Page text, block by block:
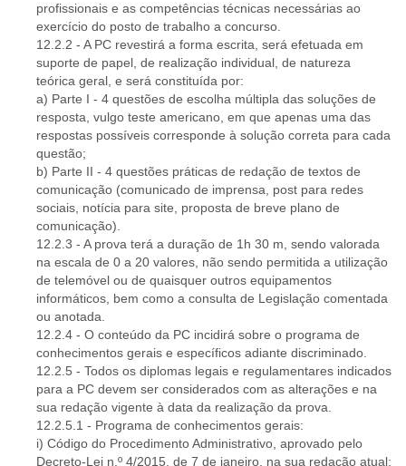
profissionais e as competências técnicas necessárias ao
exercício do posto de trabalho a concurso.
12.2.2 - A PC revestirá a forma escrita, será efetuada em
suporte de papel, de realização individual, de natureza
teórica geral, e será constituída por:
a) Parte I - 4 questões de escolha múltipla das soluções de
resposta, vulgo teste americano, em que apenas uma das
respostas possíveis corresponde à solução correta para cada
questão;
b) Parte II - 4 questões práticas de redação de textos de
comunicação (comunicado de imprensa, post para redes
sociais, notícia para site, proposta de breve plano de
comunicação).
12.2.3 - A prova terá a duração de 1h 30 m, sendo valorada
na escala de 0 a 20 valores, não sendo permitida a utilização
de telemóvel ou de quaisquer outros equipamentos
informáticos, bem como a consulta de Legislação comentada
ou anotada.
12.2.4 - O conteúdo da PC incidirá sobre o programa de
conhecimentos gerais e específicos adiante discriminado.
12.2.5 - Todos os diplomas legais e regulamentares indicados
para a PC devem ser considerados com as alterações e na
sua redação vigente à data da realização da prova.
12.2.5.1 - Programa de conhecimentos gerais:
i) Código do Procedimento Administrativo, aprovado pelo
Decreto-Lei n.º 4/2015, de 7 de janeiro, na sua redação atual;